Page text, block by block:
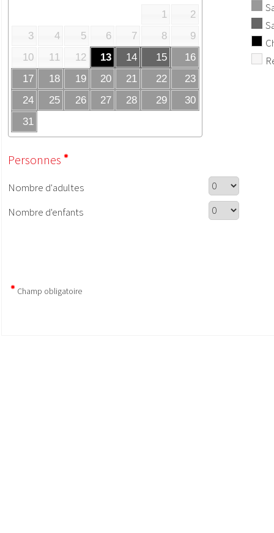
1
2
3
4 5 6 7 8
9
10
11 12 13 14 15
16
17
18 19 20 21 22
23
24
25 26 27 28 29
30
31
Personnes
Nombre d'adultes
Nombre d'enfants
Champ obligatoire